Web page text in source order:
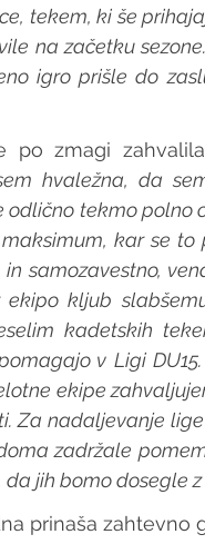
tekem, ki še
na začetku
igro prišle do
po zmagi
hvaležna, da
tekmo polno
kar se
samozavestno,
ekipo kljub
kadetskih
v Ligi
ekipe
Za nadaljevanje
zadržale
jih bomo dosegle
prinaša zahtevno